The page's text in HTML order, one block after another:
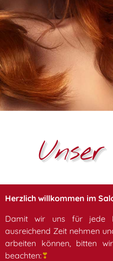
Herzlich willkommen im
Damit wir uns für jede
ausreichend Zeit nehmen
arbeiten können, bitten
beachten:❣